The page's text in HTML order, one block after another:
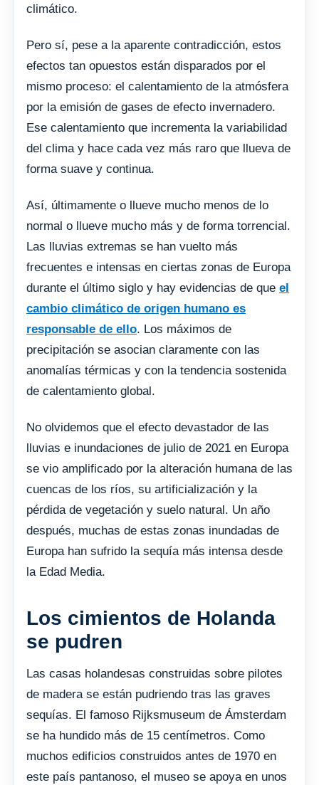
climático.
Pero sí, pese a la aparente contradicción, estos
efectos tan opuestos están disparados por el
mismo proceso: el calentamiento de la atmósfera
por la emisión de gases de efecto invernadero.
Ese calentamiento que incrementa la variabilidad
del clima y hace cada vez más raro que llueva de
forma suave y continua.
Así, últimamente o llueve mucho menos de lo
normal o llueve mucho más y de forma torrencial.
Las lluvias extremas se han vuelto más
frecuentes e intensas en ciertas zonas de Europa
durante el último siglo y hay evidencias de que el
cambio climático de origen humano es
responsable de ello. Los máximos de
precipitación se asocian claramente con las
anomalías térmicas y con la tendencia sostenida
de calentamiento global.
No olvidemos que el efecto devastador de las
lluvias e inundaciones de julio de 2021 en Europa
se vio amplificado por la alteración humana de las
cuencas de los ríos, su artificialización y la
pérdida de vegetación y suelo natural. Un año
después, muchas de estas zonas inundadas de
Europa han sufrido la sequía más intensa desde
la Edad Media.
Los cimientos de Holanda
se pudren
Las casas holandesas construidas sobre pilotes
de madera se están pudriendo tras las graves
sequías. El famoso Rijksmuseum de Ámsterdam
se ha hundido más de 15 centímetros. Como
muchos edificios construidos antes de 1970 en
este país pantanoso, el museo se apoya en unos